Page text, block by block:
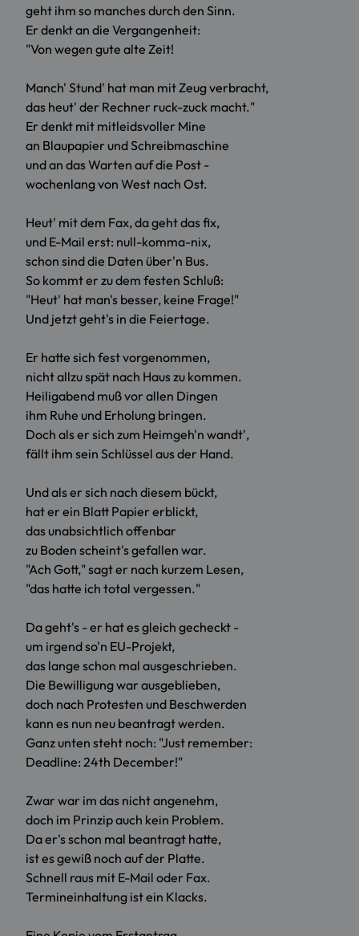
geht ihm so manches durch den Sinn.
Er denkt an die Vergangenheit:
"Von wegen gute alte Zeit!
Manch' Stund' hat man mit Zeug verbracht,
das heut' der Rechner ruck-zuck macht."
Er denkt mit mitleidsvoller Mine
an Blaupapier und Schreibmaschine
und an das Warten auf die Post -
wochenlang von West nach Ost.
Heut' mit dem Fax, da geht das fix,
und E-Mail erst: null-komma-nix,
schon sind die Daten über'n Bus.
So kommt er zu dem festen Schluß:
"Heut' hat man's besser, keine Frage!"
Und jetzt geht's in die Feiertage.
Er hatte sich fest vorgenommen,
nicht allzu spät nach Haus zu kommen.
Heiligabend muß vor allen Dingen
ihm Ruhe und Erholung bringen.
Doch als er sich zum Heimgeh'n wandt',
fällt ihm sein Schlüssel aus der Hand.
Und als er sich nach diesem bückt,
hat er ein Blatt Papier erblickt,
das unabsichtlich offenbar
zu Boden scheint's gefallen war.
"Ach Gott," sagt er nach kurzem Lesen,
"das hatte ich total vergessen."
Da geht's - er hat es gleich gecheckt -
um irgend so'n EU-Projekt,
das lange schon mal ausgeschrieben.
Die Bewilligung war ausgeblieben,
doch nach Protesten und Beschwerden
kann es nun neu beantragt werden.
Ganz unten steht noch: "Just remember:
Deadline: 24th December!"
Zwar war im das nicht angenehm,
doch im Prinzip auch kein Problem.
Da er's schon mal beantragt hatte,
ist es gewiß noch auf der Platte.
Schnell raus mit E-Mail oder Fax.
Termineinhaltung ist ein Klacks.